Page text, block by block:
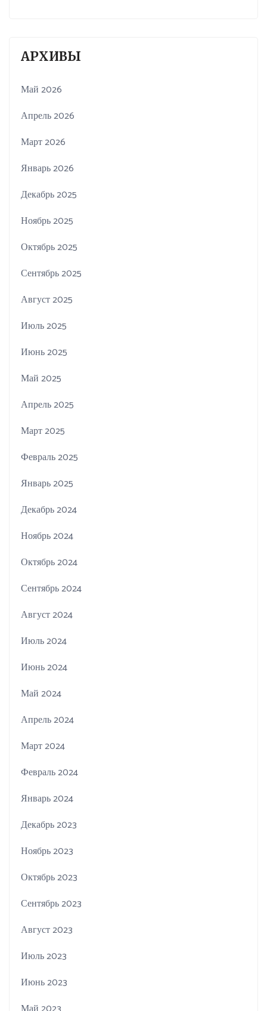
АРХИВЫ
Май 2026
Апрель 2026
Март 2026
Январь 2026
Декабрь 2025
Ноябрь 2025
Октябрь 2025
Сентябрь 2025
Август 2025
Июль 2025
Июнь 2025
Май 2025
Апрель 2025
Март 2025
Февраль 2025
Январь 2025
Декабрь 2024
Ноябрь 2024
Октябрь 2024
Сентябрь 2024
Август 2024
Июль 2024
Июнь 2024
Май 2024
Апрель 2024
Март 2024
Февраль 2024
Январь 2024
Декабрь 2023
Ноябрь 2023
Октябрь 2023
Сентябрь 2023
Август 2023
Июль 2023
Июнь 2023